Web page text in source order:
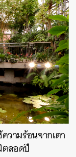
วามร้อนจากเตา
ตลอดปี